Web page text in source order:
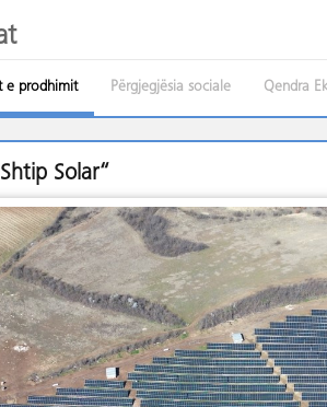
e prodhimit Përgjegjësia sociale Qendra
Solar“